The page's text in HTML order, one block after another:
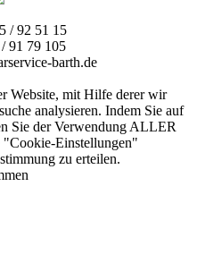
/ 92 51 15
91 79 105
barth.de
Website, mit Hilfe derer wir
analysieren. Indem Sie auf
Sie der Verwendung ALLER
"Cookie-Einstellungen"
zu erteilen.